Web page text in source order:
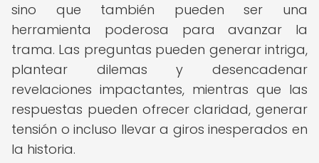
sino que también pueden ser una
herramienta poderosa para avanzar la
trama. Las preguntas pueden generar intriga,
plantear dilemas y desencadenar
revelaciones impactantes, mientras que las
respuestas pueden ofrecer claridad, generar
tensión o incluso llevar a giros inesperados en
la historia.